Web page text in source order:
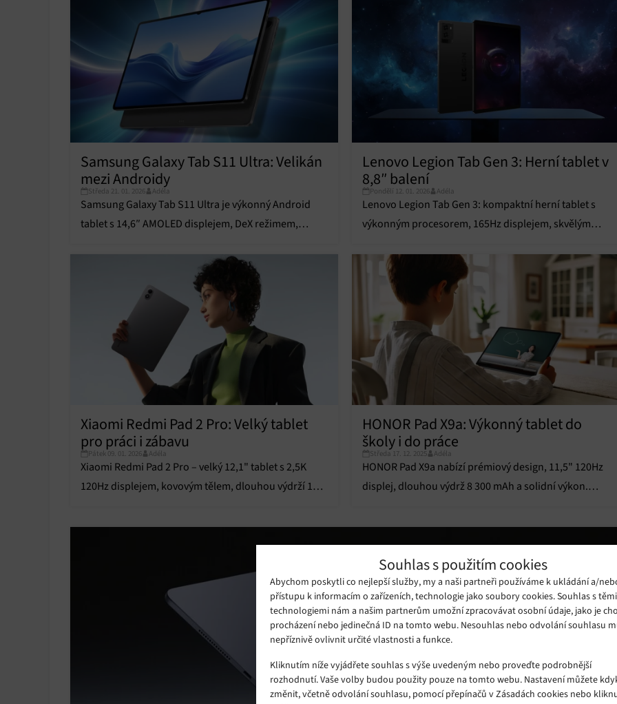
Souhlas s použitím cookies
Abychom poskytli co nejlepší služby, my a naši partneři používáme k ukládání a/
přístupu k informacím o zařízeních, technologie jako soubory cookies. Souhlas s
technologiemi nám a našim partnerům umožní zpracovávat osobní údaje, jako je
procházení nebo jedinečná ID na tomto webu. Nesouhlas nebo odvolání souhlasu
nepříznivě ovlivnit určité vlastnosti a funkce.
Kliknutím níže vyjádřete souhlas s výše uvedeným nebo proveďte podrobnější
rozhodnutí. Vaše volby budou použity pouze na tomto webu. Nastavení můžete
změnit, včetně odvolání souhlasu, pomocí přepínačů v Zásadách cookies nebo
Samsung Galaxy Tab S11 Ultra: Velikán
mezi Androidy
Středa 21. 01. 2026 Adéla
Samsung Galaxy Tab S11 Ultra je výkonný Android
tablet s 14,6″ AMOLED displejem, DeX režimem,
Lenovo Legion Tab Gen 3: Herní tablet v
8,8″ balení
Pondělí 12. 01. 2026 Adéla
Lenovo Legion Tab Gen 3: kompaktní herní tablet s
výkonným procesorem, 165Hz displejem, skvělým
Xiaomi Redmi Pad 2 Pro: Velký tablet
pro práci i zábavu
Pátek 09. 01. 2026 Adéla
Xiaomi Redmi Pad 2 Pro – velký 12,1" tablet s 2,5K
120Hz displejem, kovovým tělem, dlouhou výdrží 12
HONOR Pad X9a: Výkonný tablet do
školy i do práce
Středa 17. 12. 2025 Adéla
HONOR Pad X9a nabízí prémiový design, 11,5" 120Hz
displej, dlouhou výdrž 8 300 mAh a solidní výkon.